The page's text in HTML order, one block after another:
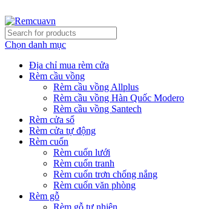
Chọn danh mục
Địa chỉ mua rèm cửa
Rèm cầu vồng
Rèm cầu vồng Allplus
Rèm cầu vồng Hàn Quốc Modero
Rèm cầu vồng Santech
Rèm cửa sổ
Rèm cửa tự động
Rèm cuốn
Rèm cuốn lưới
Rèm cuốn tranh
Rèm cuốn trơn chống nắng
Rèm cuốn văn phòng
Rèm gỗ
Rèm gỗ tự nhiên